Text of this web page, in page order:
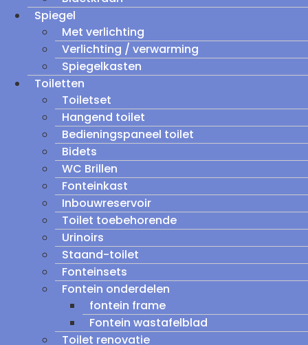
Spiegel
Met verlichting
Verlichting / verwarming
Spiegelkasten
Toiletten
Toiletset
Hangend toilet
Bedieningspaneel toilet
Bidets
WC Brillen
Fonteinkast
Inbouwreservoir
Toilet toebehorende
Urinoirs
Staand-toilet
Fonteinsets
Fontein onderdelen
fontein frame
Fontein wastafelblad
Toilet renovatie